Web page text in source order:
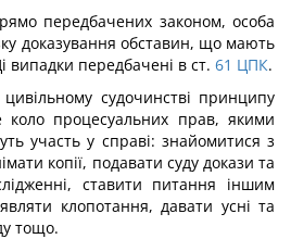
передбачених законом, особа
доказування обставин, що мають
випадки передбачені в ст. 61 ЦПК.
цивільному судочинстві принципу
коло процесуальних прав, якими
участь у справі: знайомитися з
копії, подавати суду докази та
ставити питання іншим
клопотання, давати усні та
тощо.